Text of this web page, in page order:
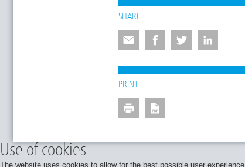
SHARE
PRINT
Use of cookies
The website uses cookies to allow for the best possible user